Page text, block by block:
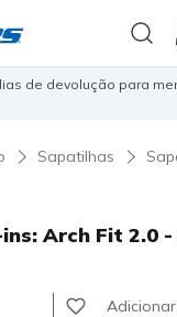
de devolução para
Sapatilhas
Arch Fit 2.0
do cliente